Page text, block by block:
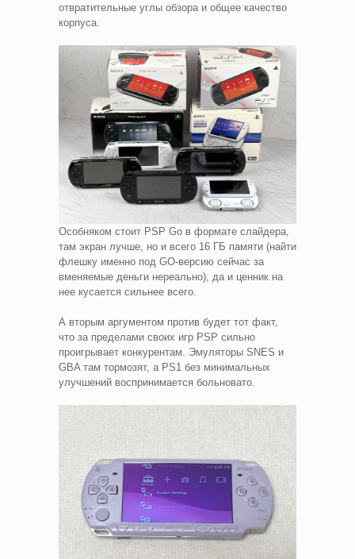
отвратительные углы обзора и общее качество
корпуса.
Особняком стоит PSP Go в формате слайдера,
там экран лучше, но и всего 16 ГБ памяти (найти
флешку именно под GO-версию сейчас за
вменяемые деньги нереально), да и ценник на
нее кусается сильнее всего.
А вторым аргументом против будет тот факт,
что за пределами своих игр PSP сильно
проигрывает конкурентам. Эмуляторы SNES и
GBA там тормозят, а PS1 без минимальных
улучшений воспринимается больновато.